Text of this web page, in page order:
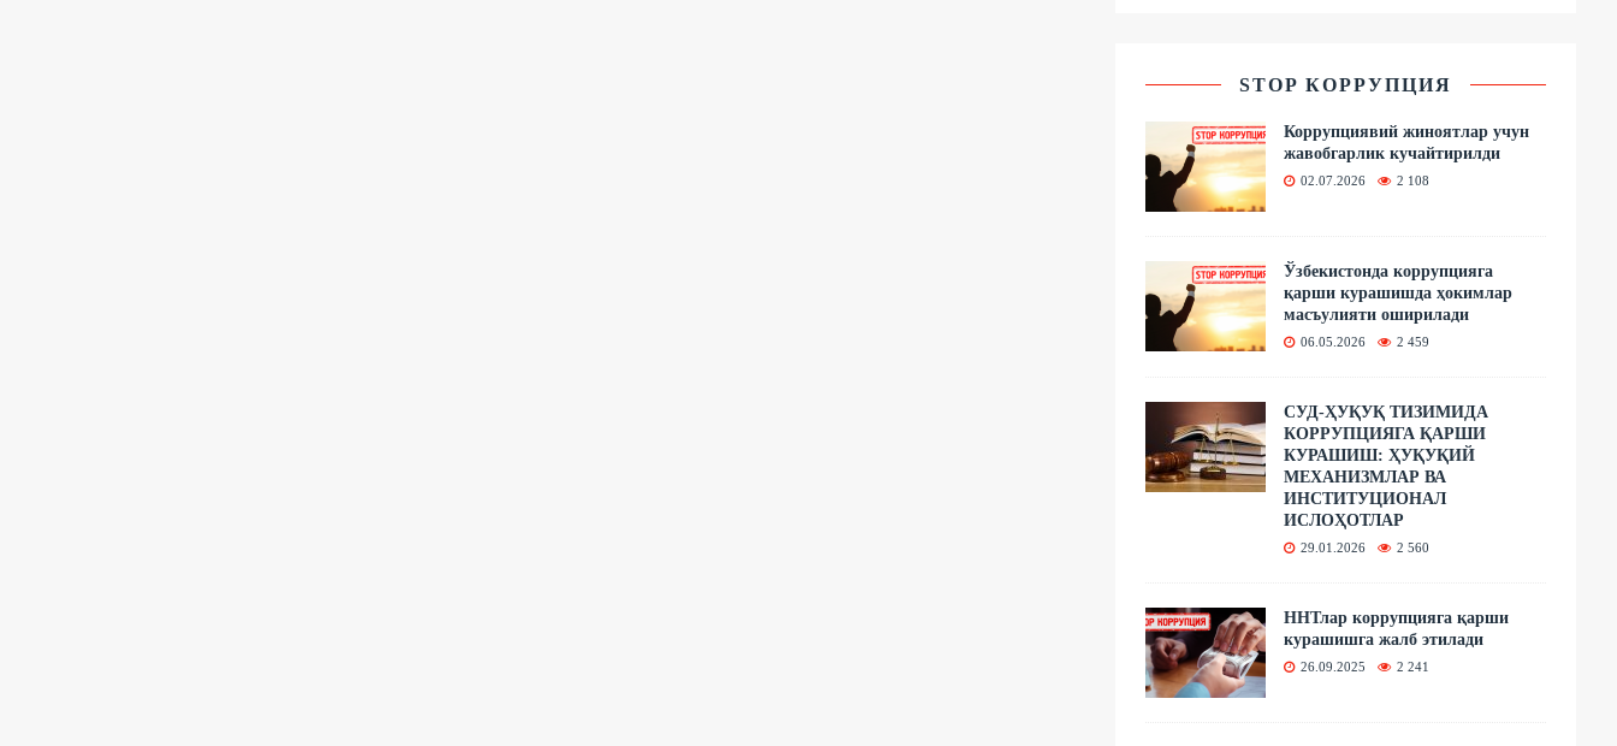
STOP КОРРУПЦИЯ
Коррупциявий жиноятлар учун
жавобгарлик кучайтирилди
02.07.2026 2 108
Ўзбекистонда коррупцияга
қарши курашишда ҳокимлар
масъулияти оширилади
06.05.2026 2 459
СУД-ҲУҚУҚ ТИЗИМИДА
КОРРУПЦИЯГА ҚАРШИ
КУРАШИШ: ҲУҚУҚИЙ
МЕХАНИЗМЛАР ВА
ИНСТИТУЦИОНАЛ
ИСЛОҲОТЛАР
29.01.2026 2 560
ННТлар коррупцияга қарши
курашишга жалб этилади
26.09.2025 2 241